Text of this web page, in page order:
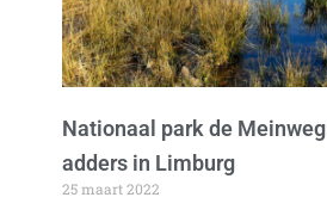
Nationaal park de
adders in Limburg
25 maart 2022